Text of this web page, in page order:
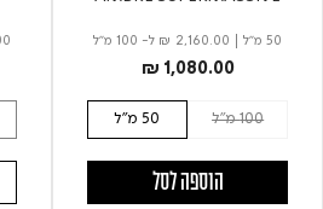
50 מ"ל ₪ 2,160.00 ל- 100 מ"ל
₪ 1,080.00
100 מ"ל 50 מ"ל
הוספה לסל